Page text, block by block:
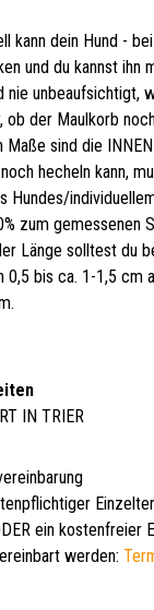
kann dein Hund -
und du kannst ihn
nie unbeaufsichtigt,
der Maulkorb
Maße sind die
hecheln kann,
Hundes/
zum gemessenen
Länge solltest du
0,5 bis ca. 1-1,5 cm
IN TRIER
ein kostenfreier
werden: